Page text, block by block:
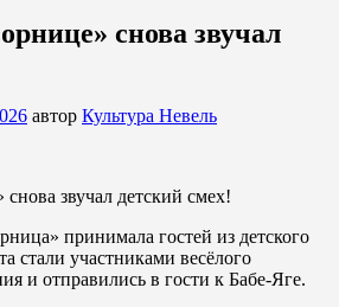
снова звучал
автор Культура Невель
звучал детский смех!
принимала гостей из детского
стали участниками весёлого
и отправились в гости к Бабе-Яге.